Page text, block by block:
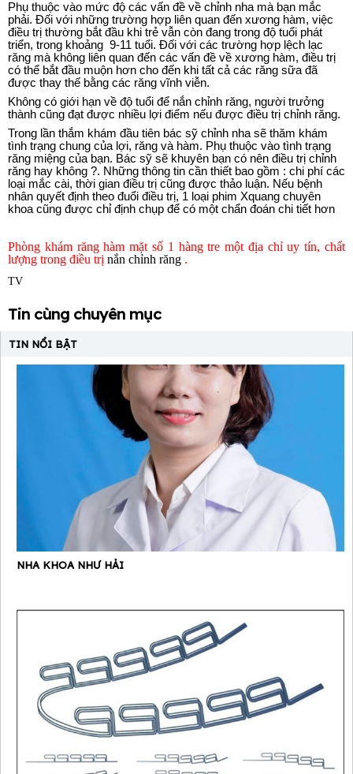
Phụ thuộc vào mức độ các vấn đề về chỉnh nha mà bạn mắc
phải. Đối với những trường hợp liên quan đến xương hàm, việc
điều trị thường bắt đầu khi trẻ vẫn còn đang trong độ tuổi phát
triển, trong khoảng 9-11 tuổi. Đối với các trường hợp lệch lạc
răng mà không liên quan đến các vấn đề về xương hàm, điều trị
có thể bắt đầu muộn hơn cho đến khi tất cả các răng sữa đã
được thay thế bằng các răng vĩnh viễn.
Không có giới hạn về độ tuổi để nắn chỉnh răng, người trưởng
thành cũng đạt được nhiều lợi điểm nếu được điều trị chỉnh răng.
Trong lần thắm khám đầu tiên bác sỹ chỉnh nha sẽ thăm khám
tình trạng chung của lợi, răng và hàm. Phụ thuộc vào tình trạng
răng miệng của bạn. Bác sỹ sẽ khuyên bạn có nên điều trị chỉnh
răng hay không ?. Những thông tin cần thiết bao gồm : chi phí các
loại mắc cài, thời gian điều trị cũng được thảo luận. Nếu bệnh
nhân quyết định theo đuổi điều trị, 1 loại phim Xquang chuyên
khoa cũng được chỉ định chụp để có một chẩn đoán chi tiết hơn
Phòng khám răng hàm mặt số 1 hàng tre một địa chỉ uy tín, chất
lượng trong điều trị nắn chỉnh răng .
TV
Tin cùng chuyên mục
TIN NỔI BẬT
NHA KHOA NHƯ HẢI